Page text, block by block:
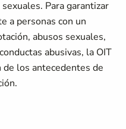
Para garantizar
a personas con un
abusos sexuales,
abusivas, la OIT
de los antecedentes de